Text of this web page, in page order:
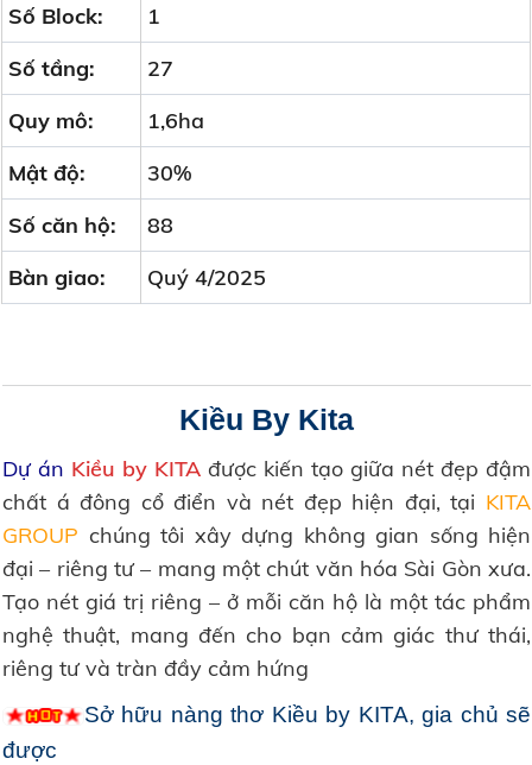
Số Block:
1
Số tầng:
27
Quy mô:
1,6ha
Mật độ:
30%
Số căn hộ:
88
Bàn giao:
Quý 4/2025
Kiều By Kita
Dự án Kiều by KITA được kiến tạo giữa nét đẹp đậm
chất á đông cổ điển và nét đẹp hiện đại, tại KITA
GROUP chúng tôi xây dựng không gian sống hiện
đại – riêng tư – mang một chút văn hóa Sài Gòn xưa.
Tạo nét giá trị riêng – ở mỗi căn hộ là một tác phẩm
nghệ thuật, mang đến cho bạn cảm giác thư thái,
riêng tư và tràn đầy cảm hứng
Sở hữu nàng thơ Kiều by KITA, gia chủ sẽ
được